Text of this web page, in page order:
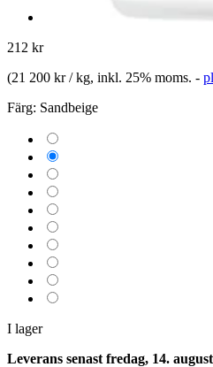
212 kr
(21 200 kr / kg, inkl. 25% moms. -
Färg: Sandbeige
I lager
Leverans senast fredag, 14.